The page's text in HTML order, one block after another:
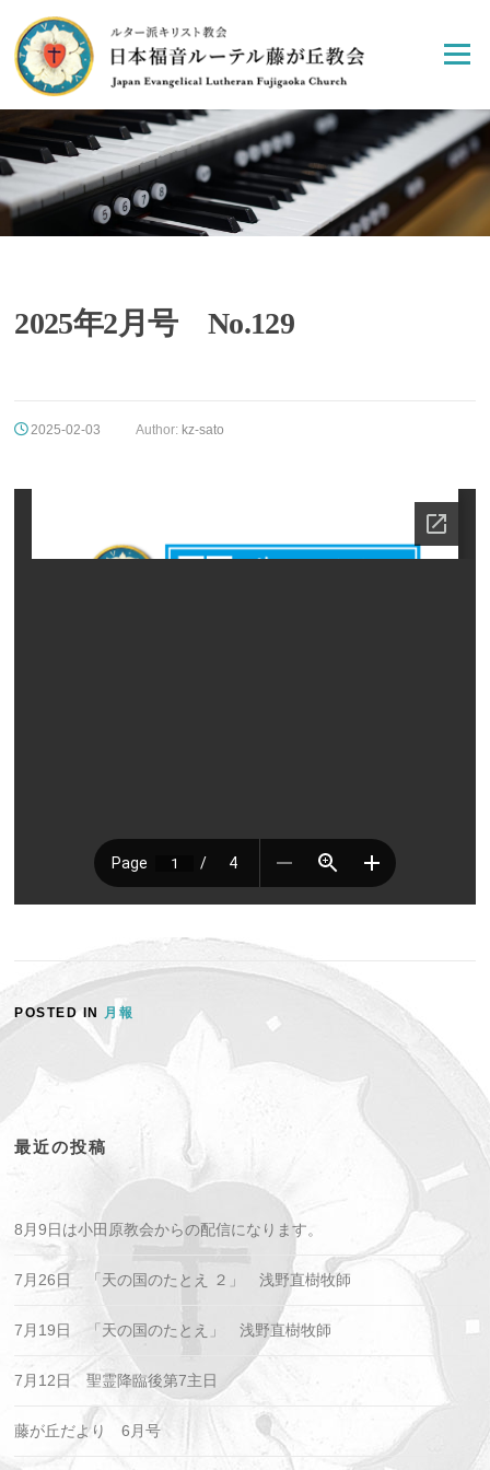
content
Menu
2025年2月号 No.129
2025-02-03 Author: kz-sato
POSTED IN 月報
最近の投稿
8月9日は小田原教会からの配信になります。
7月26日 「天の国のたとえ ２」 浅野直樹牧師
7月19日 「天の国のたとえ」 浅野直樹牧師
7月12日 聖霊降臨後第7主日
藤が丘だより 6月号